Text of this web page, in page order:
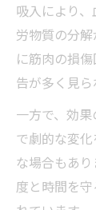
吸入により
労物質の分
に筋肉の損
告が多く見ら
一方で、効
で劇的な変
な場合もあ
度と時間を